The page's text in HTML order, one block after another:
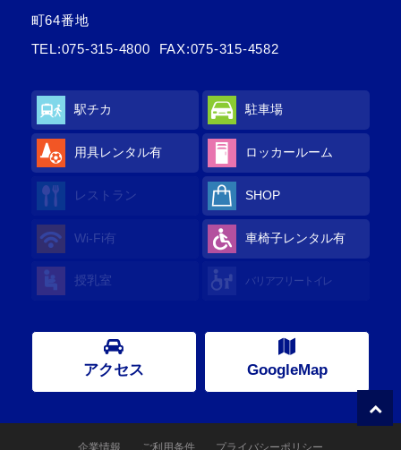
町64番地
TEL:075-315-4800 FAX:075-315-4582
駅チカ 駐車場
用具レンタル有 ロッカールーム
レストラン SHOP
Wi-Fi有 車椅子レンタル有
授乳室 バリアフリートイレ
アクセス GoogleMap
企業情報 ご利用条件 プライバシーポリシー